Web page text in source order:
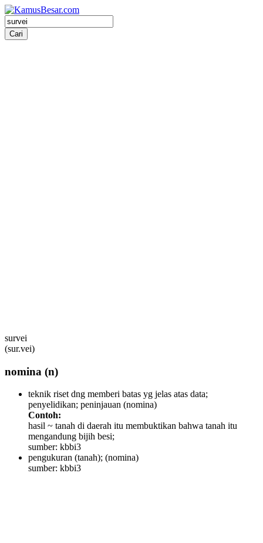
survei
(sur.vei)
nomina (n)
teknik riset dng memberi batas yg jelas atas data;
penyelidikan; peninjauan (nomina)
Contoh:
hasil ~ tanah di daerah itu membuktikan bahwa tanah itu
mengandung bijih besi;
sumber: kbbi3
pengukuran (tanah); (nomina)
sumber: kbbi3